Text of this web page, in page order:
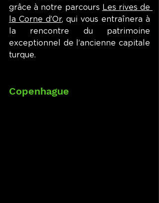
grâce à notre parcours Les rives de
la Corne d’Or, qui vous entraînera à
la rencontre du patrimoine
exceptionnel de l’ancienne capitale
turque.
Copenhague